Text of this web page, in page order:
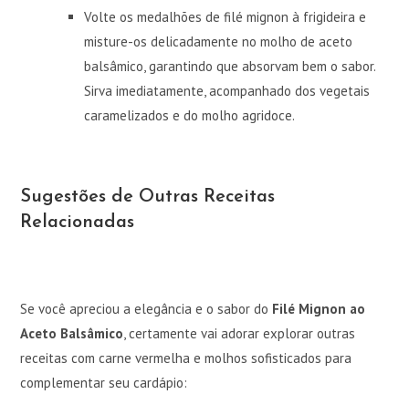
Volte os medalhões de filé mignon à frigideira e
misture-os delicadamente no molho de aceto
balsâmico, garantindo que absorvam bem o sabor.
Sirva imediatamente, acompanhado dos vegetais
caramelizados e do molho agridoce.
Sugestões de Outras Receitas
Relacionadas
Se você apreciou a elegância e o sabor do Filé Mignon ao
Aceto Balsâmico, certamente vai adorar explorar outras
receitas com carne vermelha e molhos sofisticados para
complementar seu cardápio: